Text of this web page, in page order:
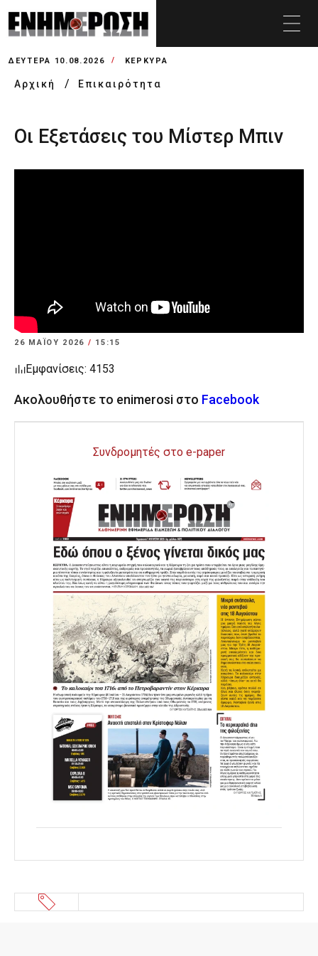
ΔΕΥΤΈΡΑ 10.08.2026 ΚΕΡΚΥΡΑ
Αρχική Επικαιρότητα
Οι Εξετάσεις του Μίστερ Μπιν
26 ΜΑΪ́ΟΥ 2026 / 15:15
Εμφανίσεις: 4153
Ακολουθήστε το enimerosi στο Facebook
Συνδρομητές στο e-paper